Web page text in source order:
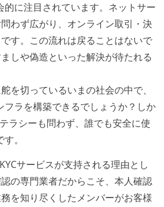
時間分
ヶ月間）
保険完備（雇用・労災・健康・厚
屋内禁煙
的に注目されています。ネットサー
わず広がり、オンライン取引・決
す。この流れは戻ることはないで
しや偽造といった解決が待たれる
を切っているいまの社会の中で、
フラを構築できるでしょうか？しか
ラシーも問わず、誰でも安全に使
。
サービスが支持される理由とし
の専門業者だからこそ、本人確認
を知り尽くしたメンバーがお客様